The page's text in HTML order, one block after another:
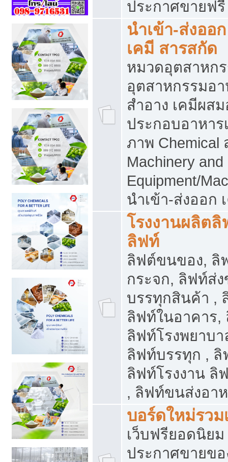
ประกาศขายฟรี
นำเข้า-ส่งออ
เคมี สารสกัด
หมวดอุตสาหก
อุตสาหกรรมอา
สำอาง เคมีผส
ประกอบอาหาร
ภาพ Chemical
Machinery
Equipment/
นำเข้า-ส่งออก
โรงงานผลิต
ลิฟท์
ลิฟต์ขนของ, ลิ
กระจก, ลิฟท์ส่
บรรทุกสินค้า ,
ลิฟท์ในอาคาร,
ลิฟท์โรงพยาบ
ลิฟท์บรรทุก ,
ลิฟท์โรงงาน ลิ
, ลิฟท์ขนส่งอา
บอร์ดใหม่รว
เว็บฟรียอดนิย
ประกาศขายข